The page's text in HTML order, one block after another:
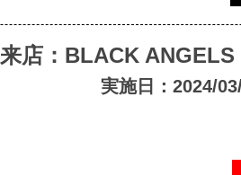
来店：BLACK ANGELS
実施日：2024/